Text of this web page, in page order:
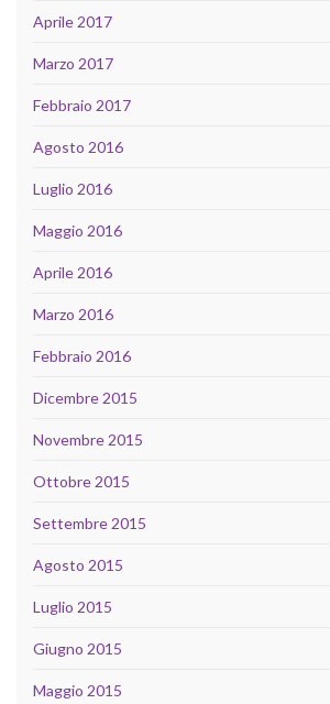
Aprile 2017
Marzo 2017
Febbraio 2017
Agosto 2016
Luglio 2016
Maggio 2016
Aprile 2016
Marzo 2016
Febbraio 2016
Dicembre 2015
Novembre 2015
Ottobre 2015
Settembre 2015
Agosto 2015
Luglio 2015
Giugno 2015
Maggio 2015